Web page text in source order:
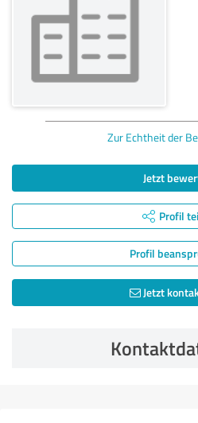
Zur Echtheit der
Jetzt
Profil
Profil
Jetzt